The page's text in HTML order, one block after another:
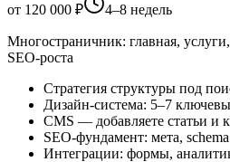
от 120 000 ₽ 4–8 недель
Многостраничник: главная,
SEO-роста
Стратегия структуры под
Дизайн-система: 5–7
CMS — добавляете статьи и
SEO-фундамент: мета,
Интеграции: формы,